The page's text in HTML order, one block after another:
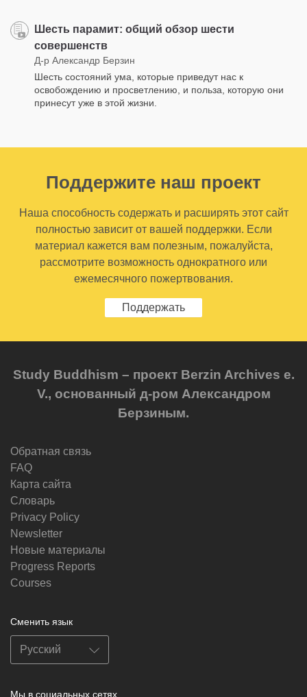
Шесть парамит: общий обзор шести
совершенств
Д-р Александр Берзин
Шесть состояний ума, которые приведут нас к
освобождению и просветлению, и польза, которую они
принесут уже в этой жизни.
Поддержите наш проект
Наша способность содержать и расширять этот сайт
полностью зависит от вашей поддержки. Если
материал кажется вам полезным, пожалуйста,
рассмотрите возможность однократного или
ежемесячного пожертвования.
Поддержать
Study Buddhism – проект Berzin Archives e.
V., основанный д-ром Александром
Берзиным.
Обратная связь
FAQ
Карта сайта
Словарь
Privacy Policy
Newsletter
Новые материалы
Progress Reports
Courses
Сменить язык
Мы в социальных сетях